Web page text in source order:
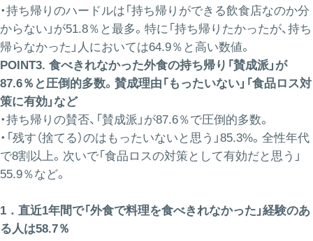
・持ち帰りのハードルは「持ち帰りができる飲食店なのか分
からない」が51.8％と最多。特に「持ち帰りたかったが、持ち
帰らなかった」人においては64.9％と高い数値。
POINT3. 食べきれなかった外食の持ち帰り「賛成派」が
87.6％と圧倒的多数。賛成理由「もったいない」「食品ロス対
策に有効」など
・持ち帰りの賛否、「賛成派」が87.6％で圧倒的多数。
・「残す（捨てる）のはもったいないと思う」85.3%。全性年代
で8割以上。次いで「食品ロスの対策として有効だと思う」
55.9％など。
1．直近1年間で「外食で料理を食べきれなかった」経験のあ
る人は58.7％